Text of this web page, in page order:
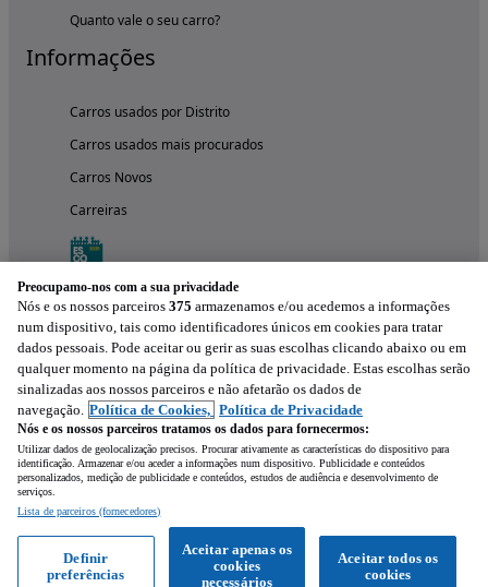
Quanto vale o seu carro?
Informações
Carros usados por Distrito
Carros usados mais procurados
Carros Novos
Carreiras
Experimenta a aplicação
Preocupamo-nos com a sua privacidade
Nós e os nossos parceiros 375 armazenamos e/ou acedemos a informações
num dispositivo, tais como identificadores únicos em cookies para tratar
dados pessoais. Pode aceitar ou gerir as suas escolhas clicando abaixo ou em
qualquer momento na página da política de privacidade. Estas escolhas serão
sinalizadas aos nossos parceiros e não afetarão os dados de
navegação. Política de Cookies, Política de Privacidade
Nós e os nossos parceiros tratamos os dados para fornecermos:
Utilizar dados de geolocalização precisos. Procurar ativamente as características do dispositivo para
identificação. Armazenar e/ou aceder a informações num dispositivo. Publicidade e conteúdos
personalizados, medição de publicidade e conteúdos, estudos de audiência e desenvolvimento de
serviços.
Lista de parceiros (fornecedores)
Aceitar todos os
cookies
Aceitar apenas os
cookies
necessários
Definir
preferências